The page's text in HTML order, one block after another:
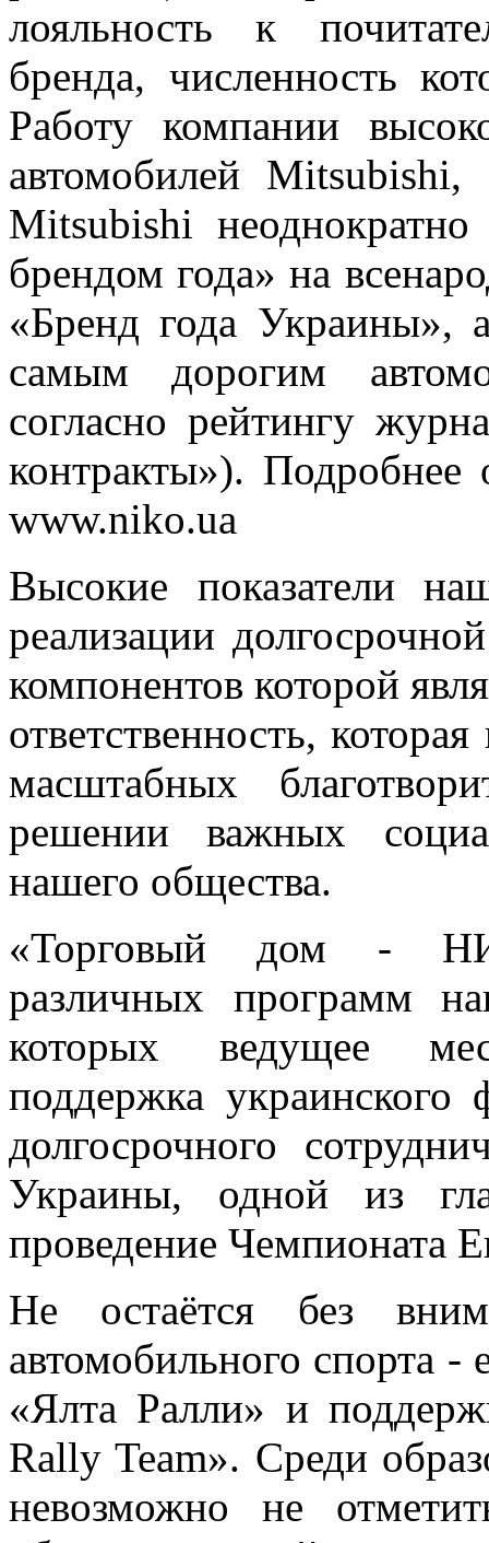
лояльность к
бренда, численность
Работу компании
автомобилей
Mitsubishi
брендом года» на
«Бренд года
самым дорогим
согласно рейтингу
контракты»).
www.niko.ua
Высокие показатели
реализации
компонентов которой
ответственность,
масштабных
решении важных
нашего общества.
«Торговый дом -
различных программ
которых ведущее
поддержка
долгосрочного
Украины, одной из
проведение Чемпионата
Не остаётся без
автомобильного спорта -
«Ялта Ралли» и
Rally Team». Среди
невозможно не